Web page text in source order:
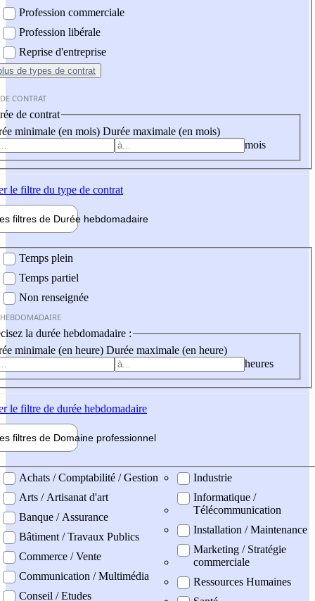
Profession commerciale
Profession libérale
Reprise d'entreprise
de types de contrat
CONTRAT
de contrat
minimale (en mois) Durée maximale (en mois)
mois
le filtre du type de contrat
filtres de Durée hebdomadaire
Temps plein
Temps partiel
Non renseignée
la durée hebdomadaire :
minimale (en heure) Durée maximale (en heure)
heures
le filtre de durée hebdomadaire
filtres de Domaine professionnel
professionel
Achats / Comptabilité / Gestion
Arts / Artisanat d'art
Banque / Assurance
Bâtiment / Travaux Publics
Commerce / Vente
Communication / Multimédia
Conseil / Etudes
Industrie
Informatique /
Télécommunication
Installation / Maintenance
Marketing / Stratégie
commerciale
Ressources Humaines